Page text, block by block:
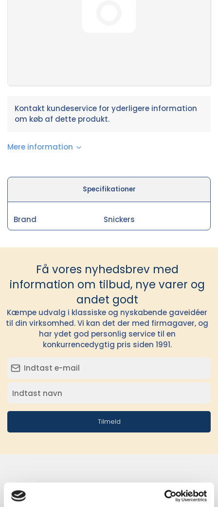
Kontakt kundeservice for yderligere information
om køb af dette produkt.
Mere information
Specifikationer
Brand Snickers
Få vores nyhedsbrev med
information om tilbud, nye varer og
andet godt
Kæmpe udvalg i klassiske og nyskabende gaveidéer
til din virksomhed. Vi kan det der med firmagaver, og
har ydet god personlig service til en
konkurrencedygtig pris siden 1991.
Tilmeld